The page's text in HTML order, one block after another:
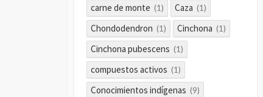
carne de monte (1) Caza (1)
Chondodendron (1) Cinchona (1)
Cinchona pubescens (1)
compuestos activos (1)
Conocimientos indígenas (9)